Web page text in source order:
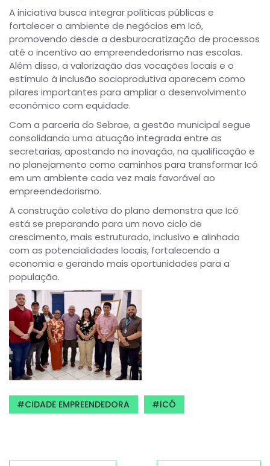
A iniciativa busca integrar políticas públicas e
fortalecer o ambiente de negócios em Icó,
promovendo desde a desburocratização de processos
até o incentivo ao empreendedorismo nas escolas.
Além disso, a valorização das vocações locais e o
estímulo à inclusão socioprodutiva aparecem como
pilares importantes para ampliar o desenvolvimento
econômico com equidade.
Com a parceria do Sebrae, a gestão municipal segue
consolidando uma atuação integrada entre as
secretarias, apostando na inovação, na qualificação e
no planejamento como caminhos para transformar Icó
em um ambiente cada vez mais favorável ao
empreendedorismo.
A construção coletiva do plano demonstra que Icó
está se preparando para um novo ciclo de
crescimento, mais estruturado, inclusivo e alinhado
com as potencialidades locais, fortalecendo a
economia e gerando mais oportunidades para a
população.
CIDADE EMPREENDEDORA ICÓ